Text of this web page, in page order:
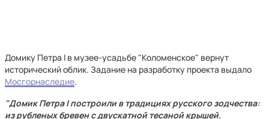
Домику Петра I в музее-усадьбе "Коломенское" вернут
исторический облик. Задание на разработку проекта выдало
Мосгорнаследие.
"Домик Петра I построили в традициях русского зодчества:
из рубленых бревен с двускатной тесаной крышей.